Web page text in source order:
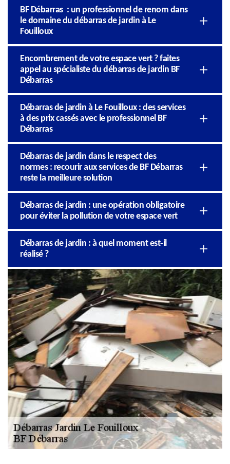
BF Débarras : un professionnel de renom dans
le domaine du débarras de jardin à Le
Fouilloux
Encombrement de votre espace vert ? faites
appel au spécialiste du débarras de jardin BF
Débarras
Débarras de jardin à Le Fouilloux : des services
à des prix cassés avec le professionnel BF
Débarras
Débarras de jardin dans le respect des
normes : recourir aux services de BF Débarras
reste la meilleure solution
Débarras de jardin : une opération obligatoire
pour éviter la pollution de votre espace vert
Débarras de jardin : à quel moment est-il
réalisé ?